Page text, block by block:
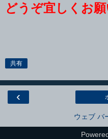
どうぞ宜しくお
共有
‹
ウェブ バ